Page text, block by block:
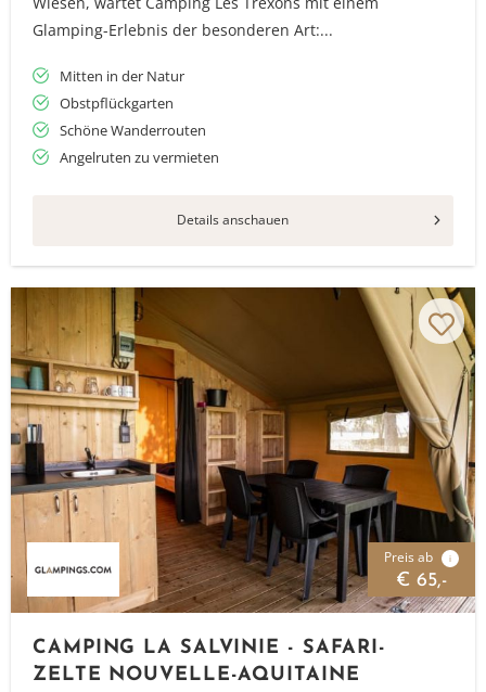
Glamping-Erlebnis der besonderen Art:...
Mitten in der Natur
Obstpflückgarten
Schöne Wanderrouten
Angelruten zu vermieten
Details anschauen
Preis ab i
€ 65,-
CAMPING LA SALVINIE - SAFARI-
ZELTE NOUVELLE-AQUITAINE
Vielen Dank für das Abonnieren unseres Newsletters.